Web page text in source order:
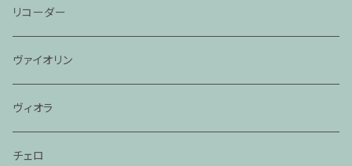
リコーダー
ヴァイオリン
ヴィオラ
チェロ